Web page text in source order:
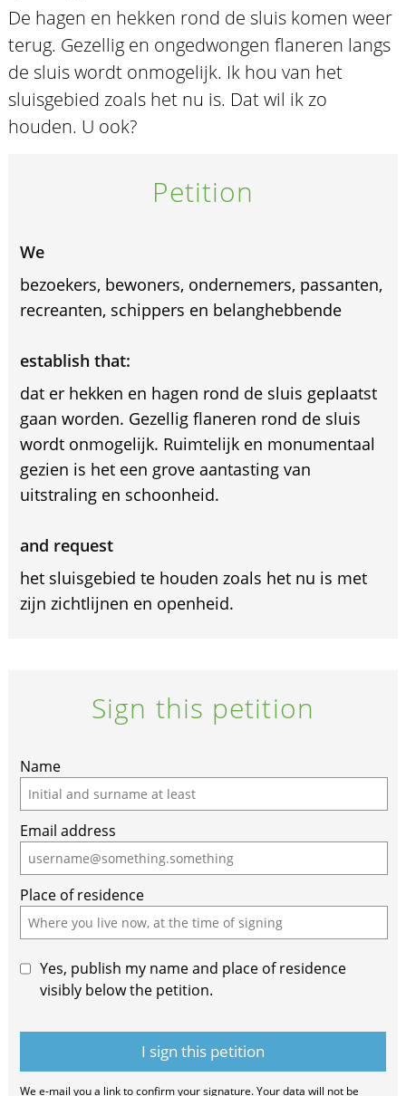
De hagen en hekken rond de sluis komen weer
terug. Gezellig en ongedwongen flaneren langs
de sluis wordt onmogelijk. Ik hou van het
sluisgebied zoals het nu is. Dat wil ik zo
houden. U ook?
Petition
We
bezoekers, bewoners, ondernemers, passanten,
recreanten, schippers en belanghebbende
establish that:
dat er hekken en hagen rond de sluis geplaatst
gaan worden. Gezellig flaneren rond de sluis
wordt onmogelijk. Ruimtelijk en monumentaal
gezien is het een grove aantasting van
uitstraling en schoonheid.
and request
het sluisgebied te houden zoals het nu is met
zijn zichtlijnen en openheid.
Sign this petition
Name
Email address
Place of residence
Yes, publish my name and place of residence
visibly below the petition.
We e-mail you a link to confirm your signature. Your data will not be